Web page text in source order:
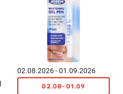
02.08.2026 - 01.09.2026
02.08-01.09